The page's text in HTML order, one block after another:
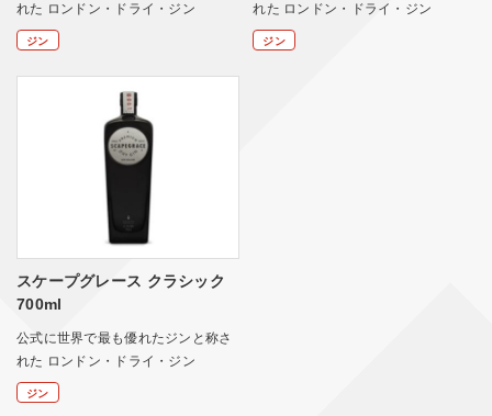
れた ロンドン・ドライ・ジン
ジン
れた ロンドン・ドライ・ジン
ジン
スケープグレース クラシック
700ml
公式に世界で最も優れたジンと称さ
れた ロンドン・ドライ・ジン
ジン